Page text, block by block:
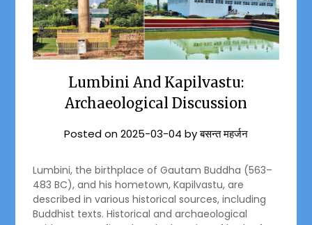
Lumbini And Kapilvastu:
Archaeological Discussion
Posted on2025-03-04 byबसन्त महर्जन
Lumbini, the birthplace of Gautam Buddha (563–
483 BC), and his hometown, Kapilvastu, are
described in various historical sources, including
Buddhist texts. Historical and archaeological